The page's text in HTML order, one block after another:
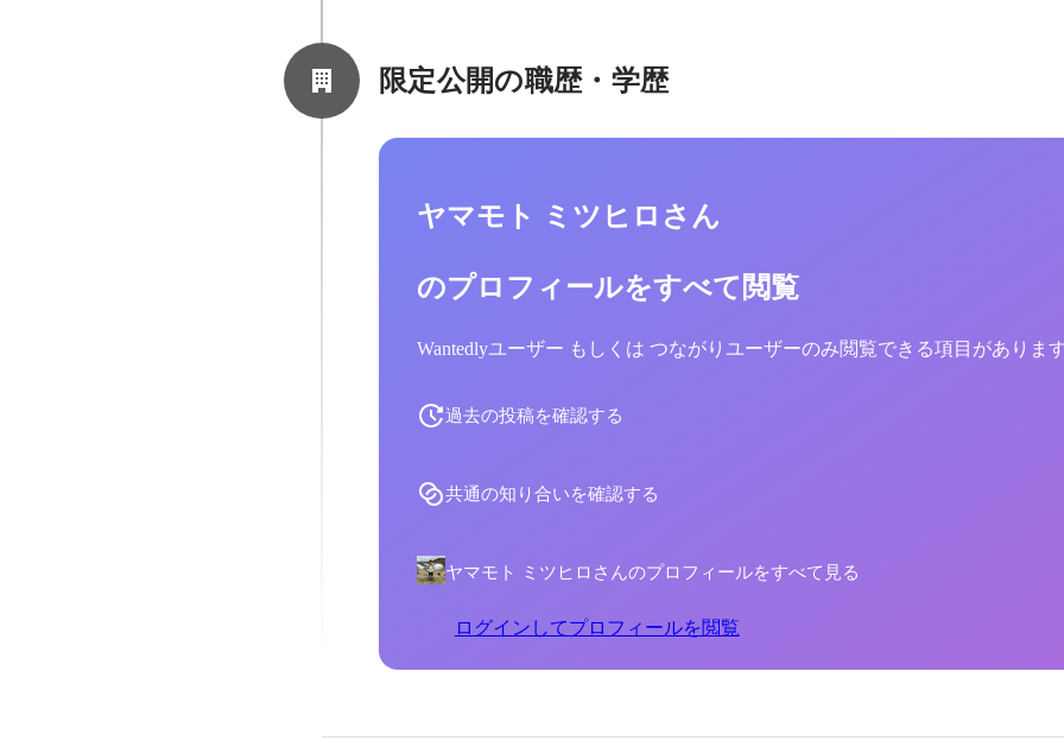
限定公開の職歴・学歴
ヤマモト ミツヒロさん
のプロフィールをすべて閲覧
Wantedlyユーザー もしくは つながりユーザーのみ閲覧できる項目がありま
過去の投稿を確認する
共通の知り合いを確認する
ヤマモト ミツヒロさんのプロフィールをすべて見る
ログインしてプロフィールを閲覧